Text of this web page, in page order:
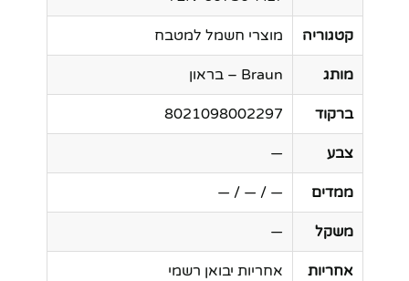
קטגוריה מוצרי חשמל למטבח
מותג Braun – בראון
ברקוד 8021098002297
צבע —
ממדים — / — / —
משקל —
אחריות אחריות יבואן רשמי